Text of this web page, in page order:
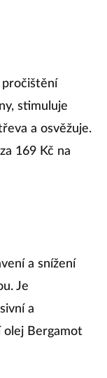
pročištění
stimuluje
a osvěžuje.
169 Kč na
a snížení
Je
a
olej Bergamot